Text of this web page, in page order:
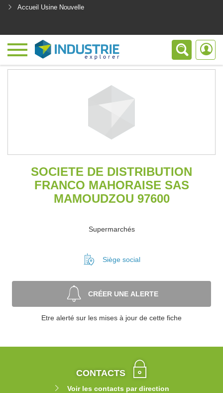
Accueil Usine Nouvelle
SOCIETE DE DISTRIBUTION
FRANCO MAHORAISE SAS
MAMOUDZOU 97600
Supermarchés
Siège social
CRÉER UNE ALERTE
Etre alerté sur les mises à jour de cette fiche
CONTACTS
Voir les contacts par direction